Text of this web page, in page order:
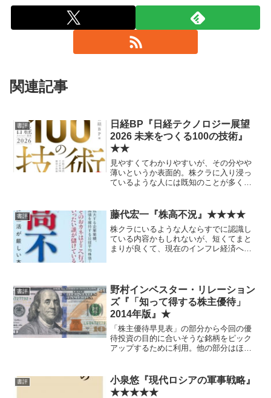
関連記事
書評
日経BP『日経テクノロジー展望
2026 未来をつくる100の技術』
★★
見やすくてわかりやすいが、その分やや
薄いというか表面的。株クラに入り浸っ
ているような人には既知のことが多くて
書評 藤代宏一『株高不況』★★★★
株クラにいるような人ならすでに認識し
ている内容かもしれないが、短くてまと
まりが良くて、現在のインフレ経済への
書評
野村インベスター・リレーション
ズ『「知って得する株主優待」
2014年版』★
「株主優待早見表」の部分から今回の優
待投資の目的に合いそうな銘柄をピック
アップするために利用。他の部分はほぼ
そう。無駄に大きいし宣伝ぽい部分も多
い。 ちなみに、松井証券...
書評
小泉悠『現代ロシアの軍事戦略』
★★★★★